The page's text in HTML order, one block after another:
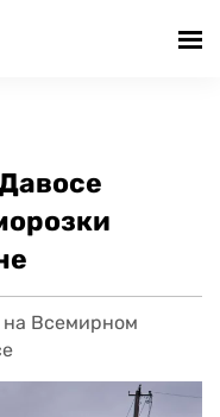
Всемирном